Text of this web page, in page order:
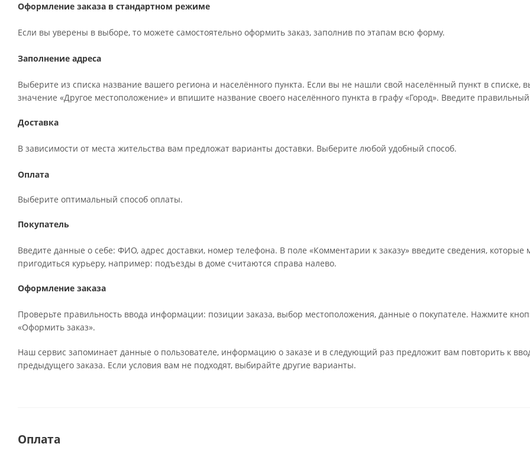
Оформление заказа в стандартном режиме
Если вы уверены в выборе, то можете самостоятельно оформить заказ, заполнив по этапам всю форму.
Заполнение адреса
Выберите из списка название вашего региона и населённого пункта. Если вы не нашли свой населённый пункт в списке,
значение «Другое местоположение» и впишите название своего населённого пункта в графу «Город». Введите
Доставка
В зависимости от места жительства вам предложат варианты доставки. Выберите любой удобный способ.
Оплата
Выберите оптимальный способ оплаты.
Покупатель
Введите данные о себе: ФИО, адрес доставки, номер телефона. В поле «Комментарии к заказу» введите сведения, которые
пригодиться курьеру, например: подъезды в доме считаются справа налево.
Оформление заказа
Проверьте правильность ввода информации: позиции заказа, выбор местоположения, данные о покупателе. Нажмите
«Оформить заказ».
Наш сервис запоминает данные о пользователе, информацию о заказе и в следующий раз предложит вам повторить к
предыдущего заказа. Если условия вам не подходят, выбирайте другие варианты.
Оплата